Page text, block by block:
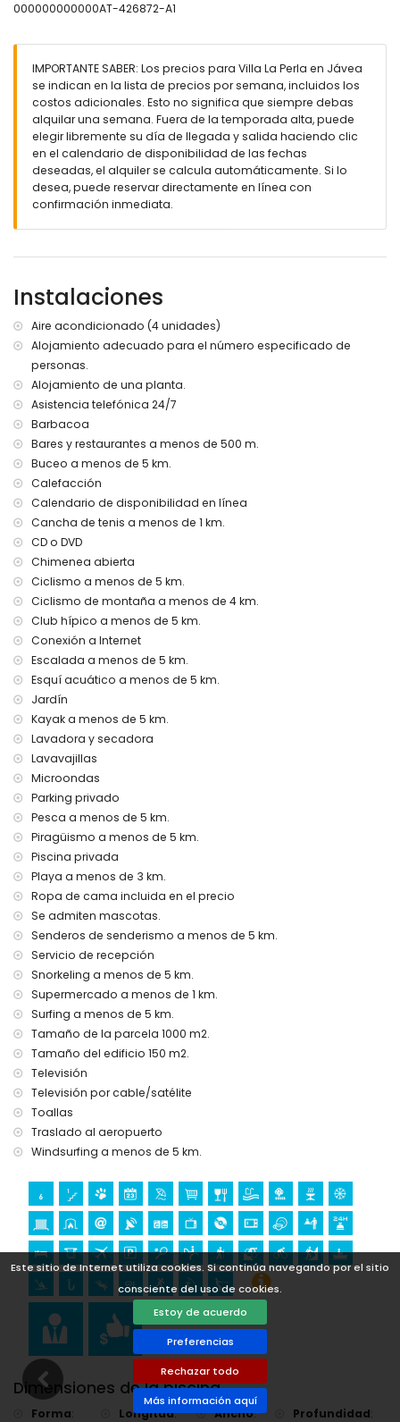
Este sitio de Internet utiliza cookies. Si continúa navegando por el sitio
consciente del uso de cookies.
Estoy de acuerdo
Preferencias
Rechazar todo
Más información aquí
(medidas 200 por 90 cm) y baño en suite
bañera/ducha, bidé e inodoro
baño con lavabo individual, combinación de
bañera/ducha, bidé e inodoro
Exterior de la villa
parcela vallada
piscina privada ovalada de 10m x 4m y 2m de profundidad
hermoso jardín con césped, gravilla, árboles y mobiliario
de jardín con tumbonas
3 terrazas, de las cuales 1 está cubierta
ducha exterior
2 plazas de aparcamiento privado y cerrado
Más información
pueblo más cercano: Xàbia (a menos de 5 kilómetros de
la villa)
playa más cercana: El Arenal, Xàbia (a menos de 3
kilómetros de la villa)
puerto más cercano: Puerto Aduanas del Mar, Xàbia (a
parque más cercano: Pinosol, Xàbia (a menos de 5
kilómetros de la villa)
aeropuerto más cercano: Alicante (> 100 kilómetros)
segundo aeropuerto más cercano: Valencia (> 100
kilómetros)
se admiten mascotas
Instalaciones y servicios incluidos en el precio del alquiler
de la villa
internet (WiFi)
plancha y tabla de planchar
ropa de cama y toallas
servicio de recepción y servicio de emergencia las 24
horas
Instalaciones y servicios con cargo extra
servicio de aeropuerto
cama extra y cuna/cama para niños (bajo demanda)
Entretenimiento y actividades de ocio para sus vacaciones
en Xàbia, Costa Blanca
cine, teatro, bar, paseo (El Arenal y Xàbia) (a menos de 5
kilómetros de la casa)
Sitios de interés y cultura en Xàbia, Costa Blanca
museo (Histórico de Xàbia, Xàbia), iglesia (Virgen de Loreto,
Puerto, Xàbia), castillo (Portal de la Vila, Dénia), monumento
(Pueblo de Xàbia, Xàbia), edificio arquitectónico (Histórico
de Xàbia, Xàbia), lugar histórico (Pueblo de Xàbia y Xàbia)
(a menos de 5 kilómetros del alojamiento)
ruina (Molinos de Viento y Xàbia) (a menos de 10 kilómetros
del alojamiento)
Deportes
tenis (a menos de 1000 metros de la villa)
equitación, senderismo, ciclismo de montaña, ciclismo,
escalada, canotaje, kayak, pesca, buceo, snorkel, surf,
windsurf y esquí acuático (a menos de 5 kilómetros de la
villa)
golf (Club de Golf y Xàbia) (a menos de 10 kilómetros de la
villa)
000000000000AT-426872-A1
IMPORTANTE SABER: Los precios para Villa La Perla en Jávea
se indican en la lista de precios por semana, incluidos los
costos adicionales. Esto no significa que siempre debas
alquilar una semana. Fuera de la temporada alta, puede
elegir libremente su día de llegada y salida haciendo clic
en el calendario de disponibilidad de las fechas
deseadas, el alquiler se calcula automáticamente. Si lo
desea, puede reservar directamente en línea con
confirmación inmediata.
Instalaciones
Aire acondicionado (4 unidades)
Alojamiento adecuado para el número especificado de
personas.
Alojamiento de una planta.
Asistencia telefónica 24/7
Barbacoa
Bares y restaurantes a menos de 500 m.
Buceo a menos de 5 km.
Calefacción
Calendario de disponibilidad en línea
Cancha de tenis a menos de 1 km.
CD o DVD
Chimenea abierta
Ciclismo a menos de 5 km.
Ciclismo de montaña a menos de 4 km.
Club hípico a menos de 5 km.
Conexión a Internet
Escalada a menos de 5 km.
Esquí acuático a menos de 5 km.
Jardín
Kayak a menos de 5 km.
Lavadora y secadora
Lavavajillas
Microondas
Parking privado
Pesca a menos de 5 km.
Piragüismo a menos de 5 km.
Piscina privada
Playa a menos de 3 km.
Ropa de cama incluida en el precio
Se admiten mascotas.
Senderos de senderismo a menos de 5 km.
Servicio de recepción
Snorkeling a menos de 5 km.
Supermercado a menos de 1 km.
Surfing a menos de 5 km.
Tamaño de la parcela 1000 m2.
Tamaño del edificio 150 m2.
Televisión
Televisión por cable/satélite
Toallas
Traslado al aeropuerto
Windsurfing a menos de 5 km.
Dimensiones de la piscina
Forma: Longitud: Ancho: Profundidad: